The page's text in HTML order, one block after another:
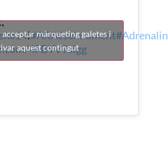
!#ARAéselmoment
4FBYV9sIgg
màrqueting galetes i
aquest contingut